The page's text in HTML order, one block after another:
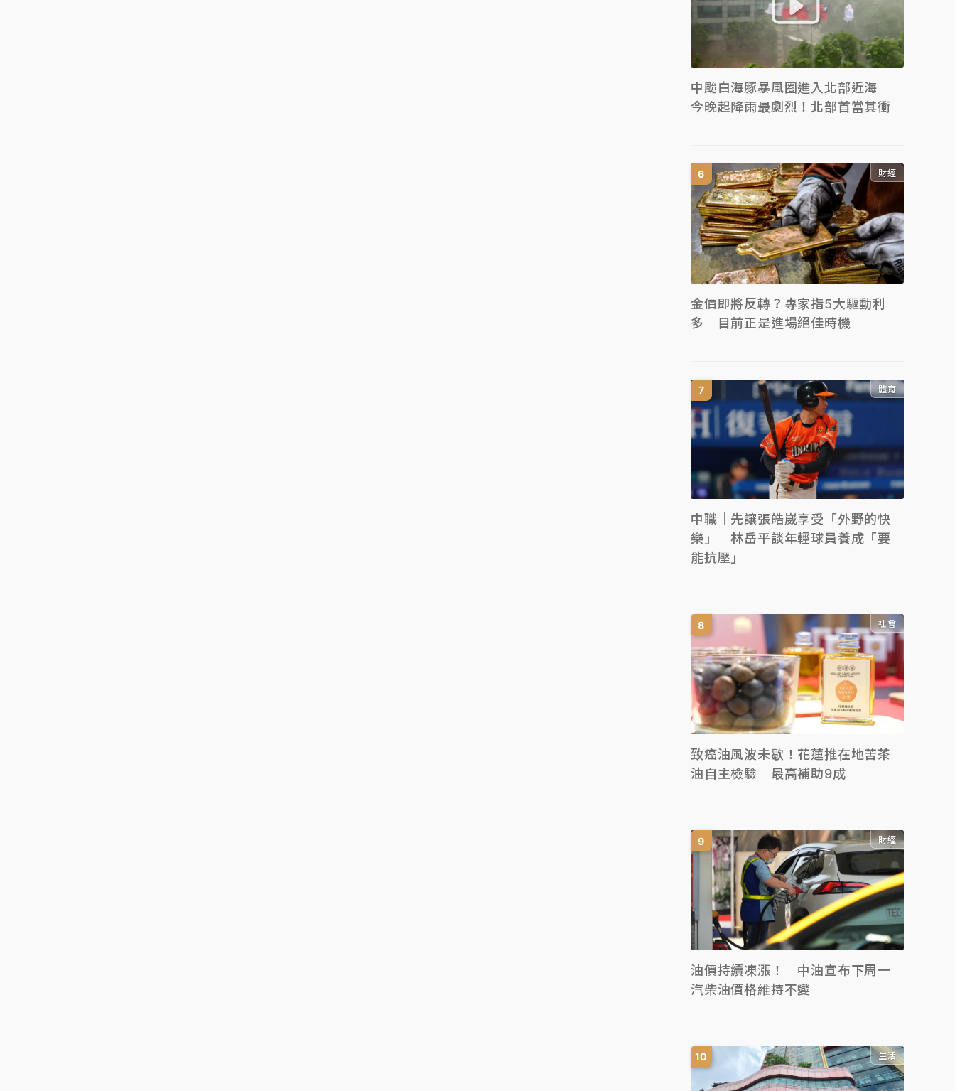
中颱白海豚暴風圈進入北部近海
今晚起降雨最劇烈！北部首當其衝
財經
金價即將反轉？專家指5大驅動利
多 目前正是進場絕佳時機
體育
中職｜先讓張皓崴享受「外野的快
樂」 林岳平談年輕球員養成「要
能抗壓」
社會
致癌油風波未歇！花蓮推在地苦茶
油自主檢驗 最高補助9成
財經
油價持續凍漲！ 中油宣布下周一
汽柴油價格維持不變
生活